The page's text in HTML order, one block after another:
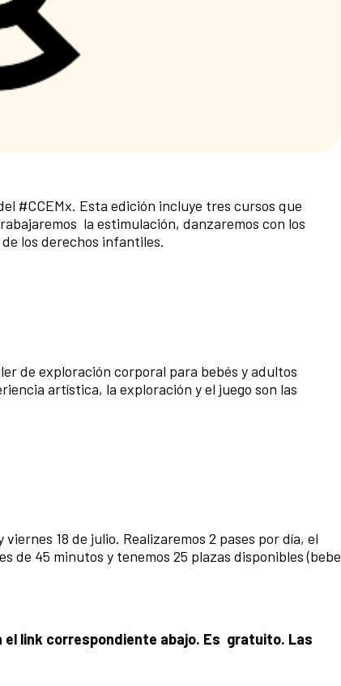
#CCEMx. Esta edición incluye tres cursos que
la estimulación, danzaremos con los
los derechos infantiles.
de exploración corporal para bebés y adultos
artística, la exploración y el juego son las
18 de julio. Realizaremos 2 pases por día, el
de 45 minutos y tenemos 25 plazas disponibles (bebe
link correspondiente abajo. Es gratuito. Las